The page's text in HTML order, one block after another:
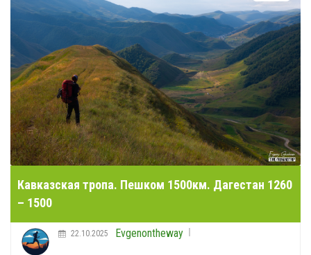
Кавказская тропа. Пешком 1500км. Дагестан 1260
– 1500
Evgenontheway
22.10.2025